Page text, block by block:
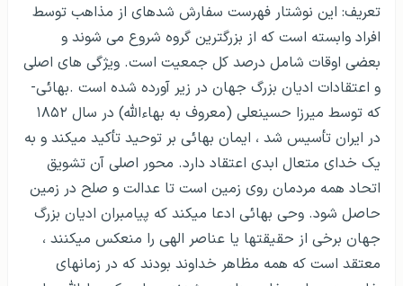
تعریف: این نوشتار فهرست سفارش شده­ای از مذاهب توسط
افراد وابسته است که از بزرگترین گروه شروع می شوند و
بعضی اوقات شامل درصد کل جمعیت است. ویژگی های اصلی
و اعتقادات ادیان بزرگ جهان در زیر آورده شده­ است .بهائی-
که توسط میرزا حسینعلی (معروف به بهاءالله) در سال ۱۸۵۲
در ایران تأسیس شد ، ایمان بهائی بر توحید تأکید می­کند و به
یک خدای متعال ابدی اعتقاد دارد. محور اصلی آن تشویق
اتحاد همه مردمان روی زمین است تا عدالت و صلح در زمین
حاصل شود. وحی بهائی ادعا می­کند که پیامبران ادیان بزرگ
جهان برخی از حقیقت­ها یا عناصر الهی را منعکس می­کنند ،
معتقد است که همه مظاهر خداوند بودند که در زمان­های